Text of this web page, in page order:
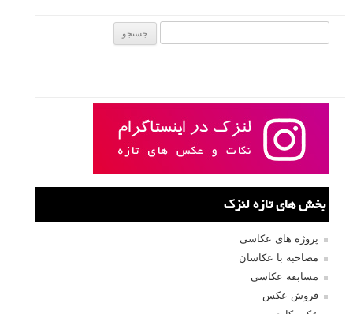
بخش های تازه لنزک
پروژه های عکاسی
مصاحبه با عکاسان
مسابقه عکاسی
فروش عکس